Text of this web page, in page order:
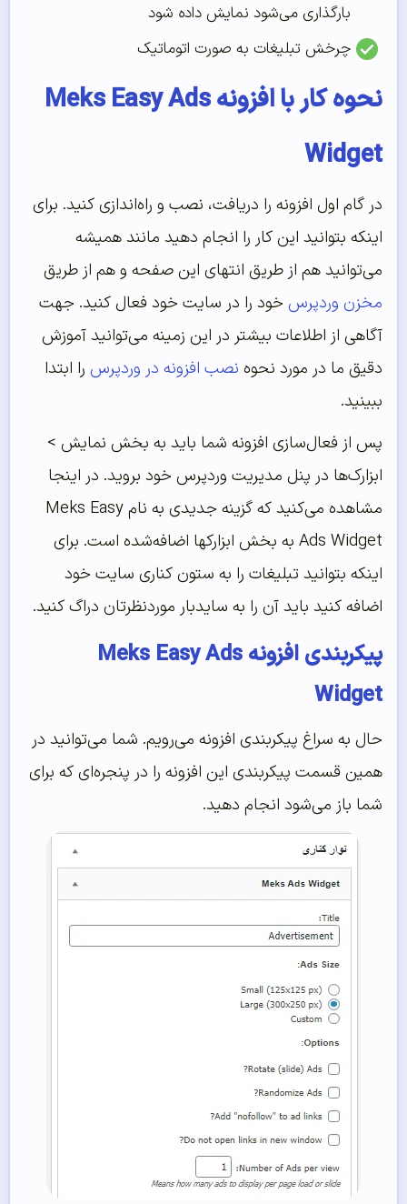
بارگذاری می‌شود نمایش داده شود
چرخش تبلیغات به صورت اتوماتیک
نحوه کار با افزونه Meks Easy Ads
Widget
در گام اول افزونه را دریافت، نصب و راه‌اندازی کنید. برای
اینکه بتوانید این کار را انجام دهید مانند همیشه
می‌توانید هم از طریق انتهای این صفحه و هم از طریق
مخزن وردپرس خود را در سایت خود فعال کنید. جهت
آگاهی از اطلاعات بیشتر در این زمینه می‌توانید آموزش
دقیق ما در مورد نحوه نصب افزونه در وردپرس را ابتدا
ببینید.
پس از فعال‌سازی افزونه شما باید به بخش نمایش >
ابزارک‌ها در پنل مدیریت وردپرس خود بروید. در اینجا
مشاهده می‌کنید که گزینه جدیدی به نام Meks Easy
Ads Widget به بخش ابزارک‎ها اضافه‌شده است. برای
اینکه بتوانید تبلیغات را به ستون کناری سایت خود
اضافه کنید باید آن را به سایدبار موردنظرتان دراگ کنید.
پیکربندی افزونه Meks Easy Ads
Widget
حال به سراغ پیکربندی افزونه می‌رویم. شما می‌توانید در
همین قسمت پیکربندی این افزونه را در پنجره‌ای که برای
شما باز می‌شود انجام دهید.